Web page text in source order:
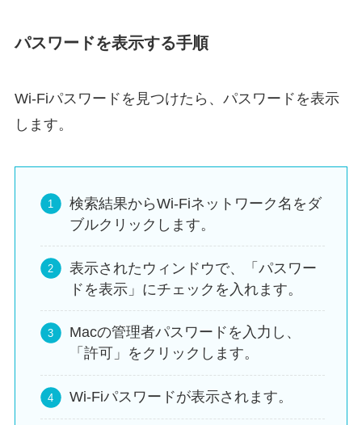
パスワードを表示する手順
Wi-Fiパスワードを見つけたら、パスワードを表示
します。
検索結果からWi-Fiネットワーク名をダ
ブルクリックします。
表示されたウィンドウで、「パスワー
ドを表示」にチェックを入れます。
Macの管理者パスワードを入力し、
「許可」をクリックします。
Wi-Fiパスワードが表示されます。